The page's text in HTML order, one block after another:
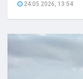
24.05.2026, 13:54